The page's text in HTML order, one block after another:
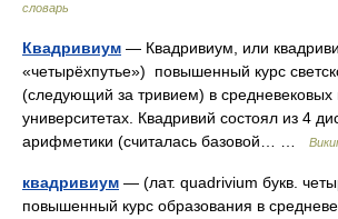
словарь
Квадривиум — Квадривиум, или
«четырёхпутье») повышенный курс
(следующий за тривием) в средневековых
университетах. Квадривий состоял из 4
арифметики (считалась базовой… …
квадривиум — (лат. quadrivium букв.
повышенный курс образования в